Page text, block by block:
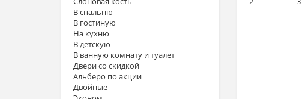
В спальню
В гостиную
На кухню
В детскую
В ванную комнату и туалет
Двери со скидкой
Альберо по акции
Двойные